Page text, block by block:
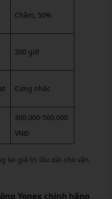
Chậm, 50%
200 giờ
Cứng nhắc
300.000-500.000
VNĐ
lại giá trị lâu dài cho vận
Yonex chính hãng